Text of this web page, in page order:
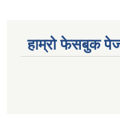
हाम्रो फेसबुक